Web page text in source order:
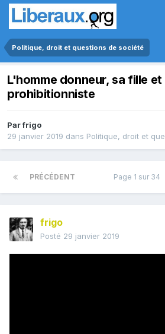
Politique, droit et questions de société
L'homme donneur, sa fille et
prohibitionniste
Parfrigo
29 janvier 2019 dans Politique, droit et
PRÉCÉDENT Page 1 sur 34
frigo
Posté 29 janvier 2019